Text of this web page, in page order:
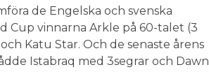
de Engelska och svenska
Cup vinnarna Arkle på 60-talet (3
Katu Star. Och de senaste årens
Istabraq med 3segrar och Dawn